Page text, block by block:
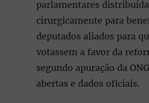
parlamentares
cirurgicamente para
deputados aliados para
votassem a favor da
segundo apuração da
abertas e dados oficiais.